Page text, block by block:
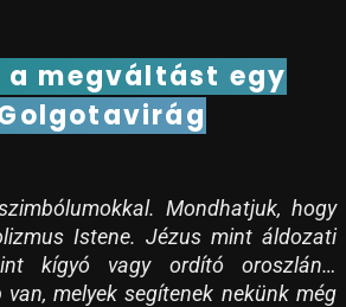
a megváltást egy
Mondhatjuk, hogy
Istene. Jézus mint áldozati
kígyó vagy ordító oroszlán…
van, melyek segítenek nekünk még